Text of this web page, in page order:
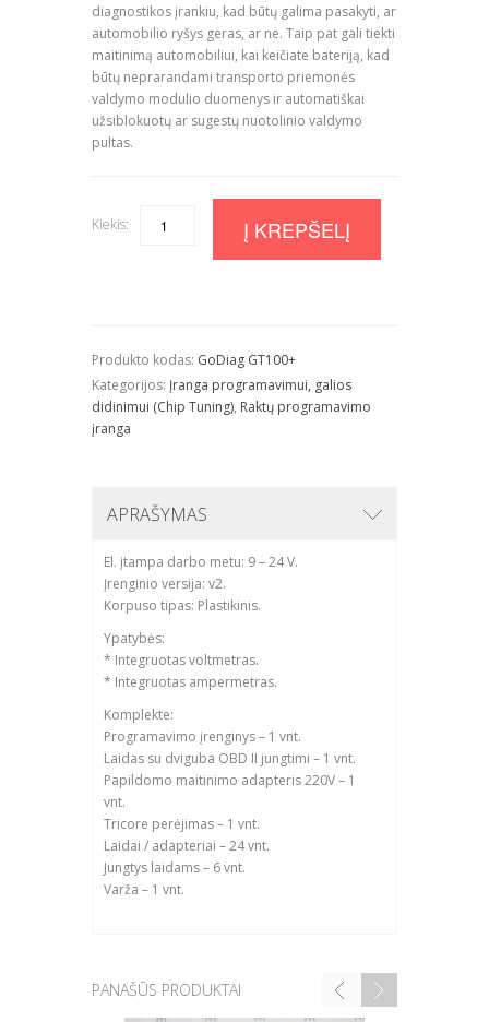
diagnostikos įrankiu, kad būtų galima pasakyti, ar
automobilio ryšys geras, ar ne. Taip pat gali tiekti
maitinimą automobiliui, kai keičiate bateriją, kad
būtų neprarandami transporto priemonės
valdymo modulio duomenys ir automatiškai
užsiblokuotų ar sugestų nuotolinio valdymo
pultas.
Kiekis: Quantity Į KREPŠELĮ
Produkto kodas: GoDiag GT100+
Kategorijos: Įranga programavimui, galios
didinimui (Chip Tuning), Raktų programavimo
įranga
APRAŠYMAS
El. įtampa darbo metu: 9 – 24 V.
Įrenginio versija: v2.
Korpuso tipas: Plastikinis.
Ypatybės:
* Integruotas voltmetras.
* Integruotas ampermetras.
Komplekte:
Programavimo įrenginys – 1 vnt.
Laidas su dviguba OBD II jungtimi – 1 vnt.
Papildomo maitinimo adapteris 220V – 1
vnt.
Tricore perėjimas – 1 vnt.
Laidai / adapteriai – 24 vnt.
Jungtys laidams – 6 vnt.
Varža – 1 vnt.
PANAŠŪS PRODUKTAI